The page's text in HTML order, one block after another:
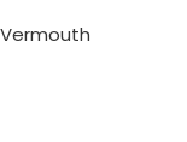
Vermouth